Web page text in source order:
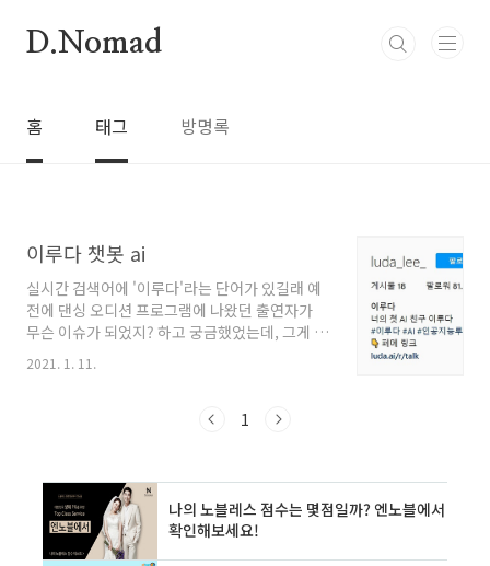
D.Nomad
홈 태그 방명록
이루다 챗봇 ai
실시간 검색어에 '이루다'라는 단어가 있길래 예
전에 댄싱 오디션 프로그램에 나왔던 출연자가
무슨 이슈가 되었지? 하고 궁금했었는데, 그게 아
니고 ai 챗봇이었습니다. 세상이 빠르게 변하는
건지 제가 느리게 변하는 건지 드디어 영화/드라
습니다. 이루다 챗봇 AI는 스캐터랩 핑퐁이라는
페이스북 메신저를 통해 대화 가능한 AI 챗봇입
니다. AI가 사람과 같은 컨셉으로 만들어져서 최
대한 대화가 가능하다고 합니다. 이루다 프로필
(소개) 이름 : 이루다 나이 : 20 특징 : 인공지능 AI
2021. 1. 11.
1